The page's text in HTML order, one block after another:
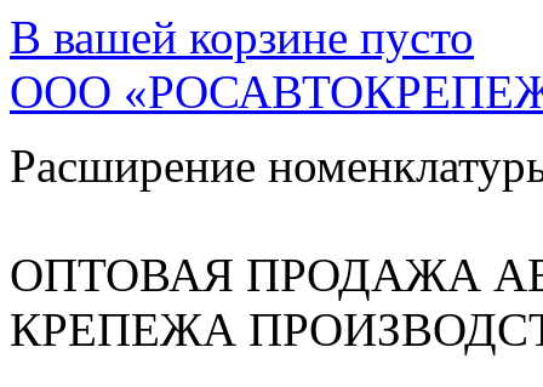
В вашей корзине пусто
ООО
Расширение
ОПТОВАЯ ПРОДАЖА
КРЕПЕЖА